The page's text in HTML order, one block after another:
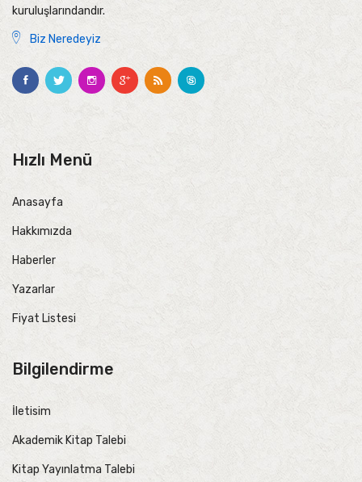
kuruluşlarındandır.
Biz Neredeyiz
Hızlı Menü
Anasayfa
Hakkımızda
Haberler
Yazarlar
Fiyat Listesi
Bilgilendirme
İletisim
Akademik Kitap Talebi
Kitap Yayınlatma Talebi